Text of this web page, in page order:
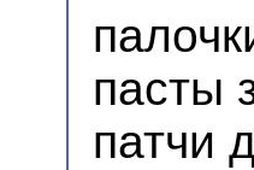
пасты
патчи